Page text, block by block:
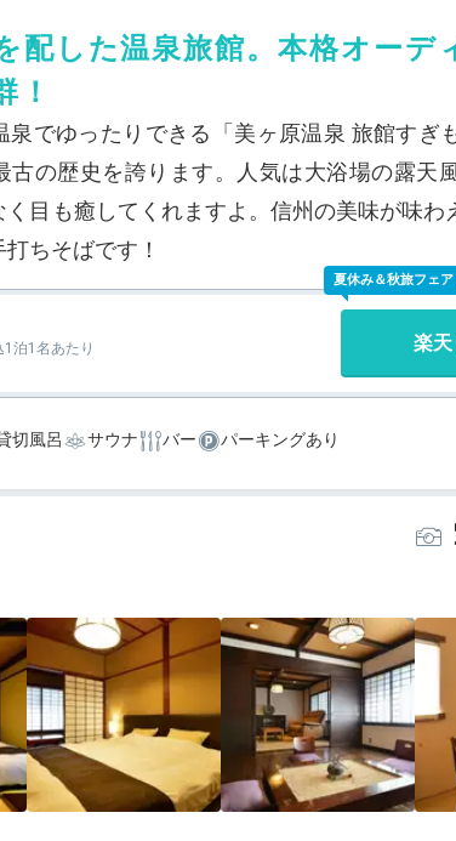
配した温泉旅館。本格オーデ
！
泉でゆったりできる「美ヶ原温泉 旅館すぎ
古の歴史を誇ります。人気は大浴場の露天
く目も癒してくれますよ。信州の美味が味
ちそばです！
1泊1名あたり
夏休み＆秋旅フェア
楽
切風呂 サウナ バー パーキングあり